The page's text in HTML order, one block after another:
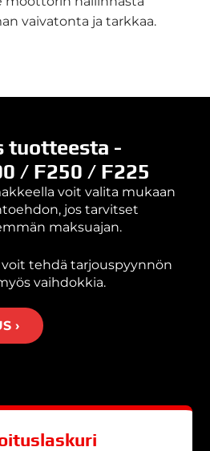
vaivatonta ja tarkkaa.
tuotteesta -
/ F250 / F225
voit valita mukaan
jos tarvitset
maksuajan.
tehdä tarjouspyynnön
vaihdokkia.
›